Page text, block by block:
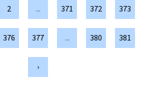
2 ... 371 372 373
376 377 ... 380 381
›